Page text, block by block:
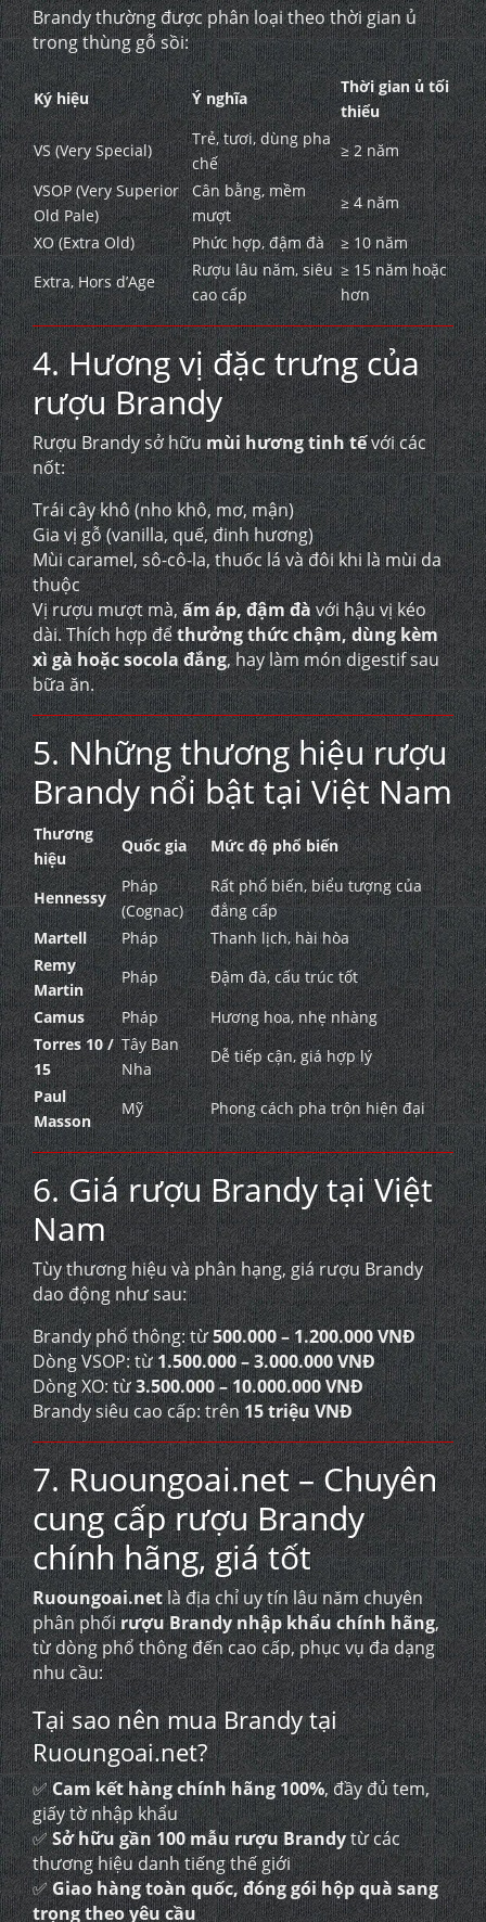
Brandy thường được phân loại theo thời gian ủ
trong thùng gỗ sồi:
Ký hiệu Ý nghĩa
Thời gian ủ tối
thiểu
VS (Very Special)
Trẻ, tươi, dùng pha
chế
≥ 2 năm
VSOP (Very Superior
Old Pale)
Cân bằng, mềm
mượt
≥ 4 năm
XO (Extra Old)
Phức hợp, đậm đà
≥ 10 năm
Extra, Hors d’Age
Rượu lâu năm, siêu
cao cấp
≥ 15 năm hoặc
hơn
4. Hương vị đặc trưng của
rượu Brandy
Rượu Brandy sở hữumùi hương tinh tếvới các
nốt:
Trái cây khô (nho khô, mơ, mận)
Gia vị gỗ (vanilla, quế, đinh hương)
Mùi caramel, sô-cô-la, thuốc lá và đôi khi là mùi da
thuộc
Vị rượu mượt mà,ấm áp, đậm đàvới hậu vị kéo
dài. Thích hợp đểthưởng thức chậm, dùng kèm
xì gà hoặc socola đắng, hay làm món digestif sau
bữa ăn.
5. Những thương hiệu rượu
Brandy nổi bật tại Việt Nam
Thương
hiệu
Quốc gia Mức độ phổ biến
Hennessy
Pháp
(Cognac)
Rất phổ biến, biểu tượng của
đẳng cấp
Martell
Pháp
Thanh lịch, hài hòa
Remy
Martin
Pháp
Đậm đà, cấu trúc tốt
Camus
Pháp
Hương hoa, nhẹ nhàng
Torres 10 /
15
Tây Ban
Nha
Dễ tiếp cận, giá hợp lý
Paul
Masson
Mỹ Phong cách pha trộn hiện đại
6. Giá rượu Brandy tại Việt
Nam
Tùy thương hiệu và phân hạng, giá rượu Brandy
dao động như sau:
Brandy phổ thông: từ500.000 – 1.200.000 VNĐ
Dòng VSOP: từ1.500.000 – 3.000.000 VNĐ
Dòng XO: từ3.500.000 – 10.000.000 VNĐ
Brandy siêu cao cấp: trên15 triệu VNĐ
7. Ruoungoai.net – Chuyên
cung cấp rượu Brandy
chính hãng, giá tốt
Ruoungoai.netlà địa chỉ uy tín lâu năm chuyên
phân phốirượu Brandy nhập khẩu chính hãng,
từ dòng phổ thông đến cao cấp, phục vụ đa dạng
nhu cầu:
Tại sao nên mua Brandy tại
Ruoungoai.net?
✅Cam kết hàng chính hãng 100%, đầy đủ tem,
giấy tờ nhập khẩu
✅Sở hữu gần 100 mẫu rượu Brandytừ các
thương hiệu danh tiếng thế giới
✅Giao hàng toàn quốc, đóng gói hộp quà sang
trọng theo yêu cầu